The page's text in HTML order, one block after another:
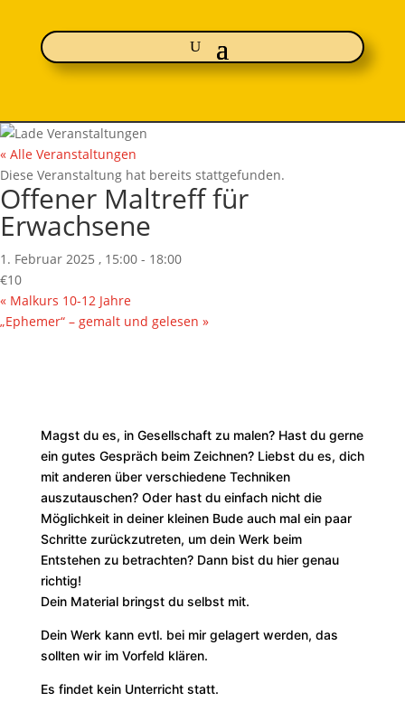
« Alle Veranstaltungen
Diese Veranstaltung hat bereits stattgefunden.
Offener Maltreff für
Erwachsene
1. Februar 2025 , 15:00 - 18:00
€10
« Malkurs 10-12 Jahre
„Ephemer“ – gemalt und gelesen »
Magst du es, in Gesellschaft zu malen? Hast du gerne
ein gutes Gespräch beim Zeichnen? Liebst du es, dich
mit anderen über verschiedene Techniken
auszutauschen? Oder hast du einfach nicht die
Möglichkeit in deiner kleinen Bude auch mal ein paar
Schritte zurückzutreten, um dein Werk beim
Entstehen zu betrachten? Dann bist du hier genau
richtig!
Dein Material bringst du selbst mit.
Dein Werk kann evtl. bei mir gelagert werden, das
sollten wir im Vorfeld klären.
Es findet kein Unterricht statt.